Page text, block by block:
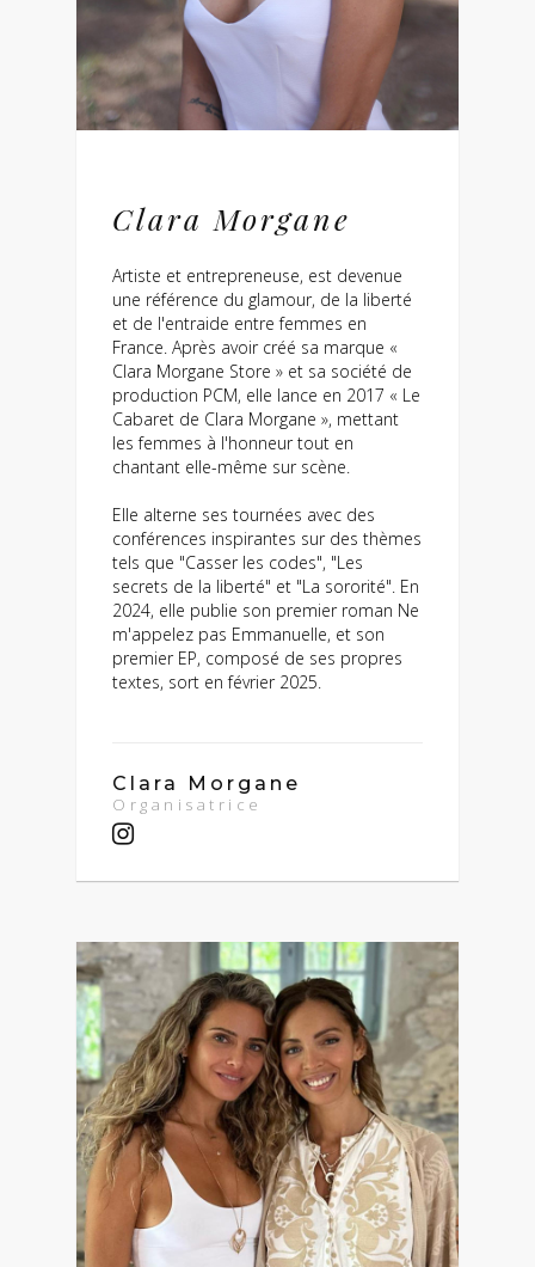
Clara Morgane
Artiste et entrepreneuse, est devenue
une référence du glamour, de la liberté
et de l'entraide entre femmes en
France. Après avoir créé sa marque «
Clara Morgane Store » et sa société de
production PCM, elle lance en 2017 « Le
Cabaret de Clara Morgane », mettant
les femmes à l'honneur tout en
chantant elle-même sur scène.
Elle alterne ses tournées avec des
conférences inspirantes sur des thèmes
tels que "Casser les codes", "Les
secrets de la liberté" et "La sororité". En
2024, elle publie son premier roman Ne
m'appelez pas Emmanuelle, et son
premier EP, composé de ses propres
textes, sort en février 2025.
Clara Morgane
Organisatrice